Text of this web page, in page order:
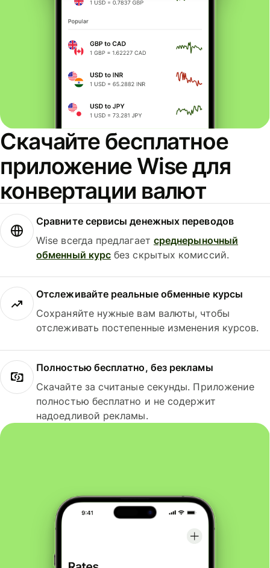
Скачайте бесплатное
приложение Wise для
конвертации валют
Сравните сервисы денежных переводов
Wise всегда предлагает среднерыночный
обменный курс без скрытых комиссий.
Отслеживайте реальные обменные курсы
Сохраняйте нужные вам валюты, чтобы
отслеживать постепенные изменения курсов.
Полностью бесплатно, без рекламы
Скачайте за считаные секунды. Приложение
полностью бесплатно и не содержит
надоедливой рекламы.